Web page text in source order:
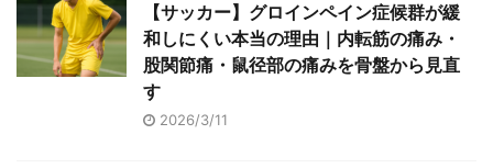
【サッカー】グロインペイン症候群が緩
和しにくい本当の理由｜内転筋の痛み・
股関節痛・鼠径部の痛みを骨盤から見直
す
2026/3/11